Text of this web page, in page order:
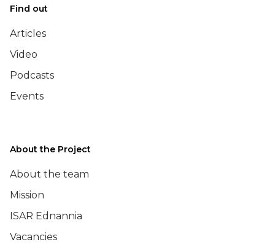
Find out
Articles
Video
Podcasts
Events
About the Project
About the team
Mission
ISAR Ednannia
Vacancies